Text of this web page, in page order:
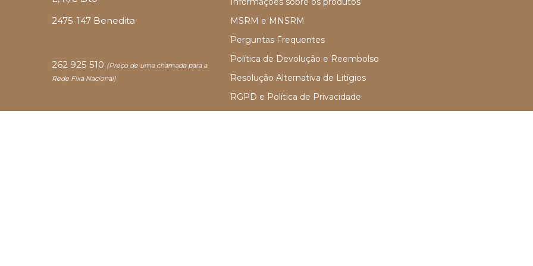
2475-147 Benedita
262 925 510 (Preço de uma chamada para a
Rede Fixa Nacional)
MSRM e MNSRM
Perguntas Frequentes
Política de Devolução e Reembolso
Resolução Alternativa de Litígios
RGPD e Política de Privacidade